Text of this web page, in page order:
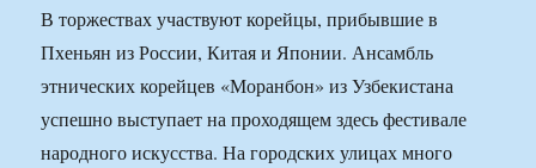
В торжествах участвуют корейцы, прибывшие в
Пхеньян из России, Китая и Японии. Ансамбль
этнических корейцев «Моранбон» из Узбекистана
успешно выступает на проходящем здесь фестивале
народного искусства. На городских улицах много